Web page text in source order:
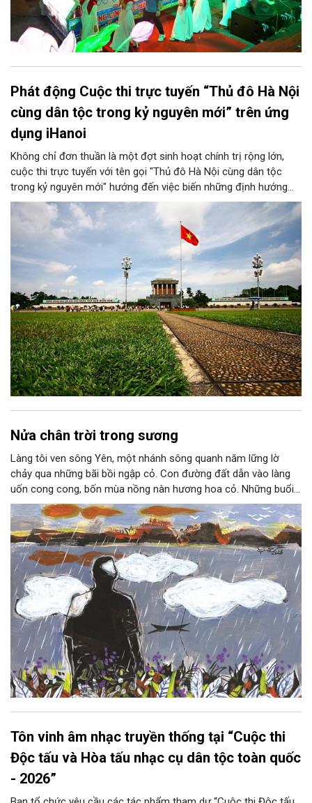
Phát động Cuộc thi trực tuyến “Thủ đô Hà Nội
cùng dân tộc trong kỷ nguyên mới” trên ứng
dụng iHanoi
Không chỉ đơn thuần là một đợt sinh hoạt chính trị rộng lớn,
cuộc thi trực tuyến với tên gọi "Thủ đô Hà Nội cùng dân tộc
trong kỷ nguyên mới" hướng đến việc biến những định hướng
chiến lược trong Nghị quyết số 02-NQ/TW của Bộ Chính trị
thành niềm tin, thành nhận thức chung của mỗi người dân.
Nửa chân trời trong sương
Làng tôi ven sông Yên, một nhánh sông quanh năm lững lờ
chảy qua những bãi bồi ngập cỏ. Con đường đất dẫn vào làng
uốn cong cong, bốn mùa nồng nàn hương hoa cỏ. Những buổi
hoàng hôn, khi nắng đã dịu xuống phía cuối sông, đám hoa tím
lại thẫm màu như có ai vừa rắc lên một lớp khói.
Tôn vinh âm nhạc truyền thống tại “Cuộc thi
Độc tấu và Hòa tấu nhạc cụ dân tộc toàn quốc
- 2026”